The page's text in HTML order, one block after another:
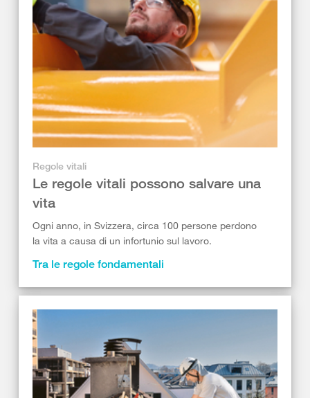
Regole vitali
Le regole vitali possono salvare una
vita
Ogni anno, in Svizzera, circa 100 persone perdono
la vita a causa di un infortunio sul lavoro.
Tra le regole fondamentali